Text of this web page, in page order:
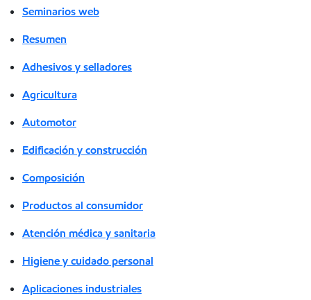
Seminarios web
Resumen
Adhesivos y selladores
Agricultura
Automotor
Edificación y construcción
Composición
Productos al consumidor
Atención médica y sanitaria
Higiene y cuidado personal
Aplicaciones industriales